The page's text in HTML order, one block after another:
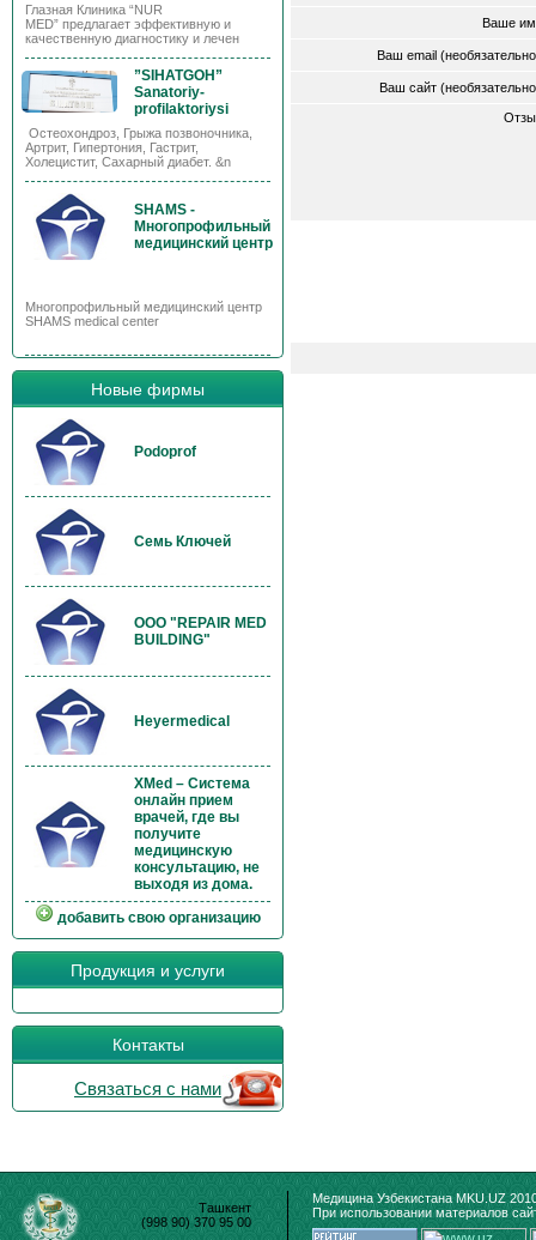
Глазная Клиника “NUR
MED” предлагает эффективную и
качественную диагностику и лечен
”SIHATGOH”
Sanatoriy-
profilaktoriysi
Остеохондроз, Грыжа позвоночника,
Артрит, Гипертония, Гастрит,
Холецистит, Сахарный диабет. &n
SHAMS -
Многопрофильный
медицинский центр
Многопрофильный медицинский центр
SHAMS medical center
Новые фирмы
Podoprof
Семь Ключей
OOO "REPAIR MED
BUILDING"
Heyermedical
XMed – Система
онлайн прием
врачей, где вы
получите
медицинскую
консультацию, не
выходя из дома.
добавить свою организацию
Продукция и услуги
Контакты
Связаться с нами
Ваше
Ваш email
Ваш сайт
Ташкент
(998 90) 370 95 00
Медицина Узбекистана MKU.UZ
При использовании материалов